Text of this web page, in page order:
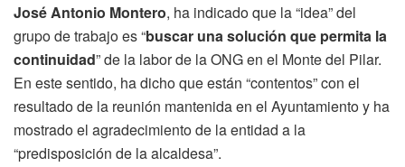
José Antonio Montero, ha indicado que la “idea” del
grupo de trabajo es “buscar una solución que permita la
continuidad” de la labor de la ONG en el Monte del Pilar.
En este sentido, ha dicho que están “contentos” con el
resultado de la reunión mantenida en el Ayuntamiento y ha
mostrado el agradecimiento de la entidad a la
“predisposición de la alcaldesa”.